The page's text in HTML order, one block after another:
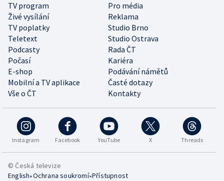
TV program
Pro média
Živé vysílání
Reklama
TV poplatky
Studio Brno
Teletext
Studio Ostrava
Podcasty
Rada ČT
Počasí
Kariéra
E-shop
Podávání námětů
Mobilní a TV aplikace
Časté dotazy
Vše o ČT
Kontakty
Instagram Facebook YouTube X Threads
© Česká televize
English•Ochrana soukromí•Přístupnost